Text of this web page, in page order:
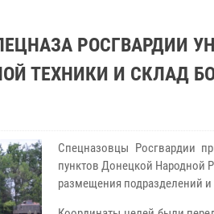
РОСГВАРДИИ
ТЕХНИКИ И СКЛАД
Спецназовцы Росгвардии
пунктов Донецкой Народной
размещения подразделений и